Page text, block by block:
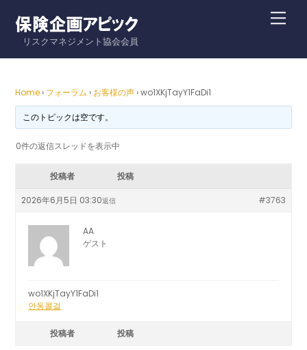
contentリスクマネジメント協会会員
Home › フォーラム › お客様の声 › wo1XKjTayY1FaDi1
このトピックは空です。
0件の返信スレッドを表示中
投稿者 投稿
2026年6月5日 03:30 #3763
返信
AA
ゲスト
wo1XKjTayY1FaDi1
안동콜걸
投稿者 投稿